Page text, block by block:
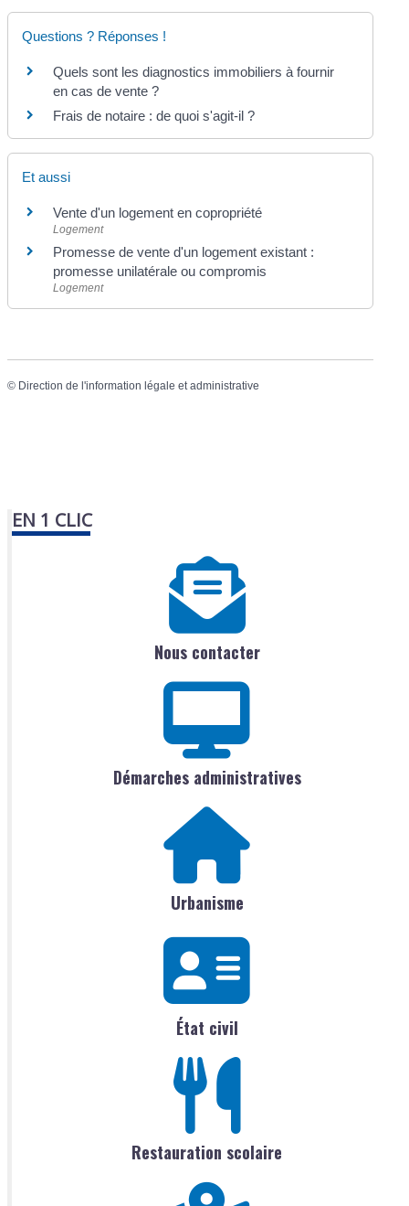
Questions ? Réponses !
Quels sont les diagnostics immobiliers à fournir
en cas de vente ?
Frais de notaire : de quoi s'agit-il ?
Et aussi
Vente d'un logement en copropriété
Logement
Promesse de vente d'un logement existant :
promesse unilatérale ou compromis
Logement
© Direction de l'information légale et administrative
EN 1 CLIC
Nous contacter
Démarches administratives
Urbanisme
État civil
Restauration scolaire